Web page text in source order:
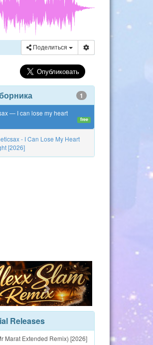
Поделиться
1
— I can lose my heart
free
- I Can Lose My Heart
[2026]
Releases
Marat Extended Remix) [2026]